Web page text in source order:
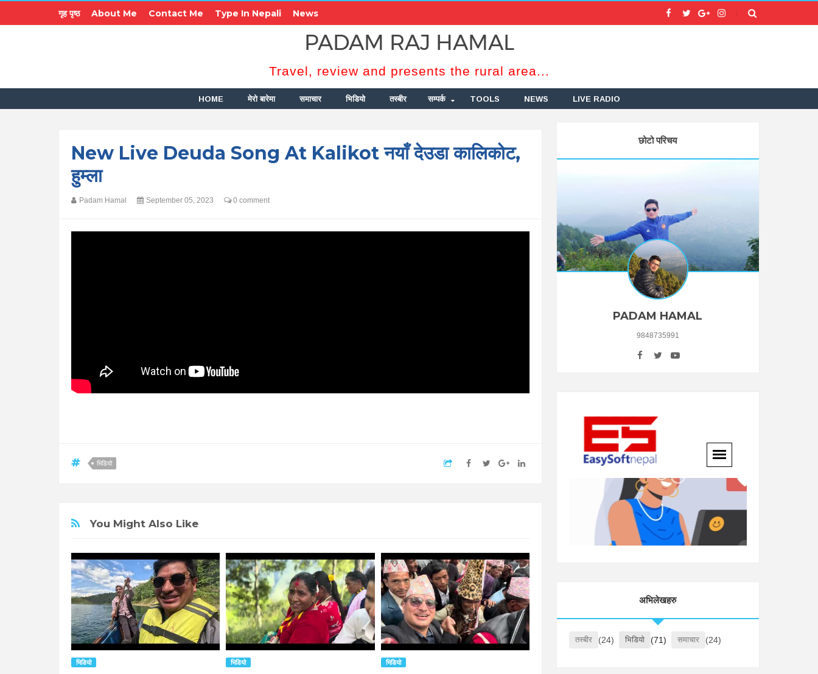
गृह पृष्ठ About Me Contact Me Type In Nepali News
PADAM RAJ HAMAL
Travel, review and presents the rural area...
HOME मेरो बारेमा समाचार भिडियो तस्बीर सम्पर्क TOOLS NEWS LIVE RADIO
New Live Deuda Song At Kalikot नयाँ देउडा कालिकोट,
हुम्ला
Padam Hamal September 05, 2023 0 comment
भिडियो
You Might Also Like
भिडियो भिडियो भिडियो
छोटो परिचय
PADAM HAMAL
9848735991
अभिलेखहरु
तस्बीर (24) भिडियो (71) समाचार (24)